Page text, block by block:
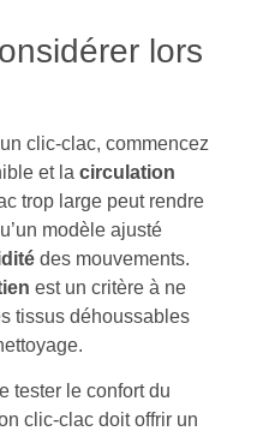
lors
clic-clac, commencez
et la circulation
trop large peut rendre
modèle ajusté
des mouvements.
est un critère à ne
tissus déhoussables
tester le confort du
clic-clac doit offrir un